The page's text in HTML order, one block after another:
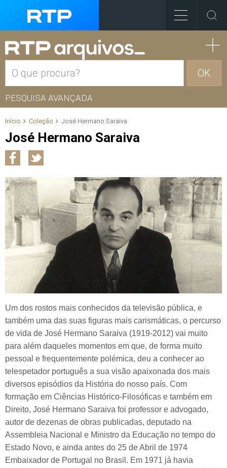
OK
PESQUISA AVANÇADA
Início Coleção José Hermano Saraiva
José Hermano Saraiva
Um dos rostos mais conhecidos da televisão pública, e
também uma das suas figuras mais carismáticas, o percurso
de vida de José Hermano Saraiva (1919-2012) vai muito
para além daqueles momentos em que, de forma muito
pessoal e frequentemente polémica, deu a conhecer ao
telespetador português a sua visão apaixonada dos mais
diversos episódios da História do nosso país. Com
formação em Ciências Histórico-Filosóficas e também em
Direito, José Hermano Saraiva foi professor e advogado,
autor de dezenas de obras publicadas, deputado na
Assembleia Nacional e Ministro da Educação no tempo do
Estado Novo, e ainda antes do 25 de Abril de 1974
Embaixador de Portugal no Brasil. Em 1971 já havia